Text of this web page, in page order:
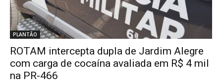
PLANTÃO
ROTAM intercepta dupla de Jardim Alegre
com carga de cocaína avaliada em R$ 4 mil
na PR-466